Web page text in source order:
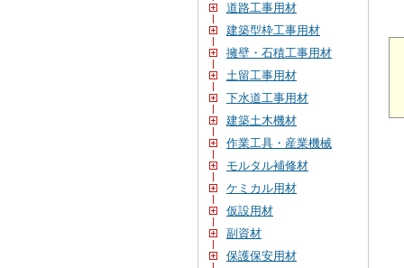
道路工事用材
建築型枠工事用材
擁壁・石積工事用材
土留工事用材
下水道工事用材
建築土木機材
作業工具・産業機械
モルタル補修材
ケミカル用材
仮設用材
副資材
保護保安用材